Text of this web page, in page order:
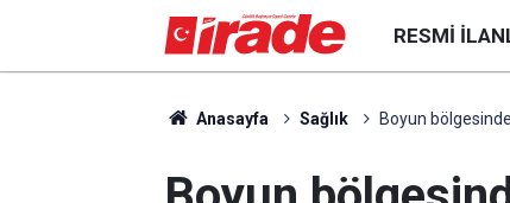
RESMI
Anasayfa Sağlık Boyun